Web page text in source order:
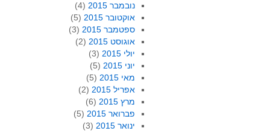
נובמבר 2015
(4)
אוקטובר 2015
(5)
ספטמבר 2015
(3)
אוגוסט 2015
(2)
יולי 2015
(3)
יוני 2015
(5)
מאי 2015
(5)
אפריל 2015
(2)
מרץ 2015
(6)
פברואר 2015
(5)
ינואר 2015
(3)